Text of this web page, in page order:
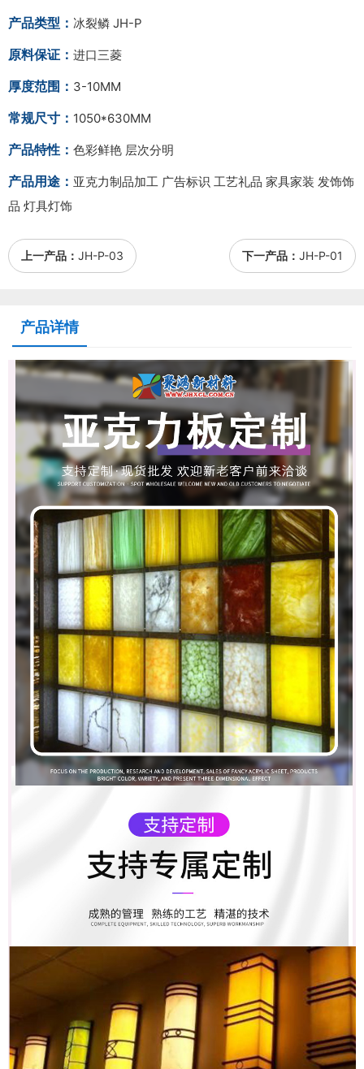
产品类型： 冰裂鳞 JH-P
原料保证： 进口三菱
厚度范围： 3-10MM
常规尺寸： 1050*630MM
产品特性： 色彩鲜艳 层次分明
产品用途： 亚克力制品加工 广告标识 工艺礼品 家具家装 发饰饰
品 灯具灯饰
上一产品： JH-P-03 下一产品： JH-P-01
产品详情